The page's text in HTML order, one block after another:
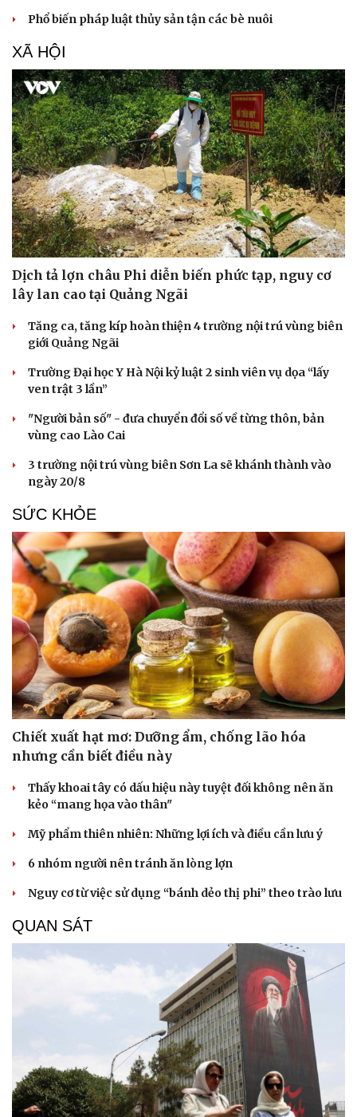
Du lịch
Tư vấn
Săn Tour
check-in
Podcast
Câu chuyện thời sự
Đọc truyện đêm khuya
Cửa sổ tình yêu
Kể chuyện cho bé
Hạt giống tâm hồn
Phổ biến pháp luật thủy sản tận các bè nuôi
XÃ HỘI
Dịch tả lợn châu Phi diễn biến phức tạp, nguy cơ
lây lan cao tại Quảng Ngãi
Tăng ca, tăng kíp hoàn thiện 4 trường nội trú vùng biên
giới Quảng Ngãi
Trường Đại học Y Hà Nội kỷ luật 2 sinh viên vụ dọa “lấy
ven trật 3 lần”
"Người bản số" - đưa chuyển đổi số về từng thôn, bản
vùng cao Lào Cai
3 trường nội trú vùng biên Sơn La sẽ khánh thành vào
ngày 20/8
SỨC KHỎE
Chiết xuất hạt mơ: Dưỡng ẩm, chống lão hóa
nhưng cần biết điều này
Thấy khoai tây có dấu hiệu này tuyệt đối không nên ăn
kẻo “mang họa vào thân"
Mỹ phẩm thiên nhiên: Những lợi ích và điều cần lưu ý
6 nhóm người nên tránh ăn lòng lợn
Nguy cơ từ việc sử dụng “bánh dẻo thị phi” theo trào lưu
QUAN SÁT